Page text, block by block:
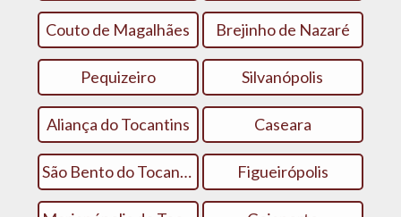
Couto de Magalhães Brejinho de Nazaré
Pequizeiro Silvanópolis
Aliança do Tocantins Caseara
São Bento do Tocantins Figueirópolis